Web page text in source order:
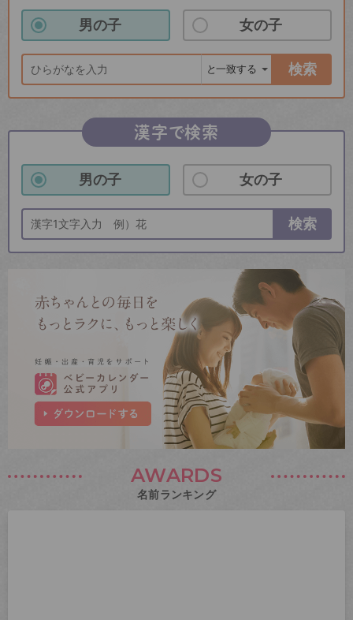
男の子 女の子
検索
漢字で検索
男の子 女の子
検索
AWARDS
名前ランキング